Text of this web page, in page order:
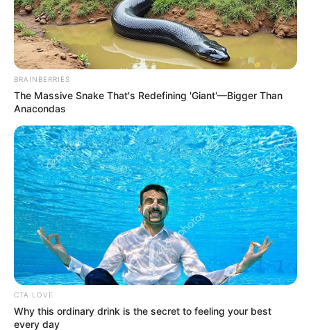
BRAINBERRIES
The Massive Snake That's Redefining 'Giant'—Bigger Than
Anacondas
CTA LOVE
Why this ordinary drink is the secret to feeling your best
every day